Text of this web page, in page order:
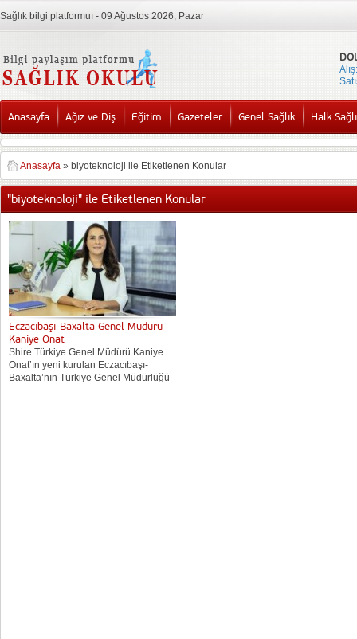
Sağlık bilgi platformuı - 09 Ağustos 2026, Pazar
Alış:
Anasayfa Ağız ve Diş Eğitim Gazeteler Genel Sağlık Halk
Anasayfa » biyoteknoloji ile Etiketlenen Konular
"biyoteknoloji" ile Etiketlenen Konular
Eczacıbaşı-Baxalta Genel Müdürü
Kaniye Onat
Shire Türkiye Genel Müdürü Kaniye
Onat’ın yeni kurulan Eczacıbaşı-
Baxalta’nın Türkiye Genel Müdürlüğü